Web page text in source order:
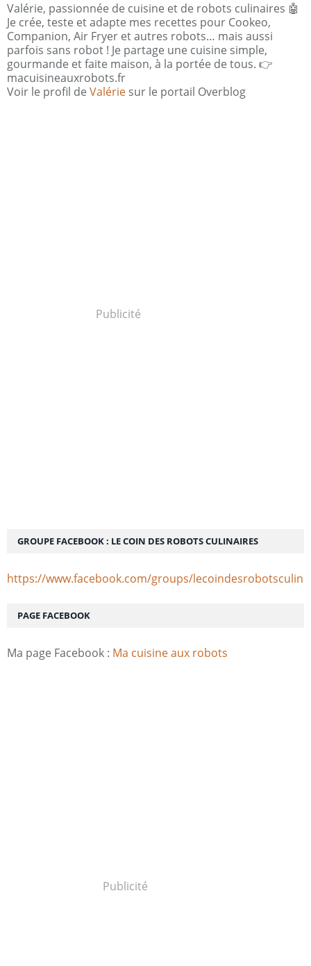
Valérie, passionnée de cuisine et de robots culinaires 🤖
Je crée, teste et adapte mes recettes pour Cookeo,
Companion, Air Fryer et autres robots… mais aussi
parfois sans robot ! Je partage une cuisine simple,
gourmande et faite maison, à la portée de tous. 👉
macuisineauxrobots.fr
Voir le profil de Valérie sur le portail Overblog
Publicité
PAGE FACEBOOK
Ma page Facebook : Ma cuisine aux robots
GROUPE FACEBOOK : LE COIN DES ROBOTS CULINAIRES
https://www.facebook.com/groups/
Publicité